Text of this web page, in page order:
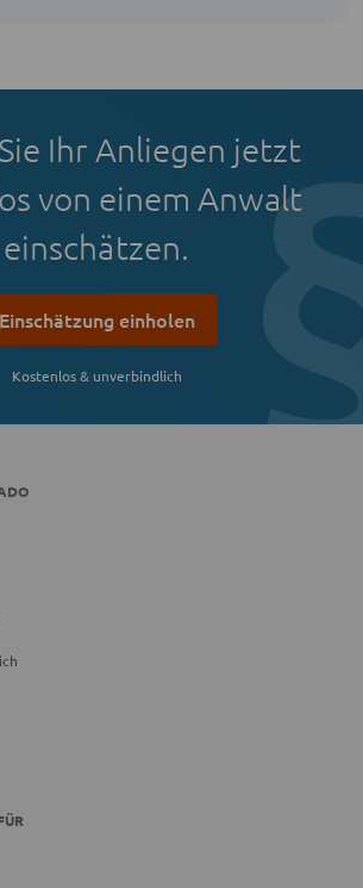
Ihr Anliegen jetzt
von einem Anwalt
einschätzen.
Einschätzung einholen
Kostenlos & unverbindlich